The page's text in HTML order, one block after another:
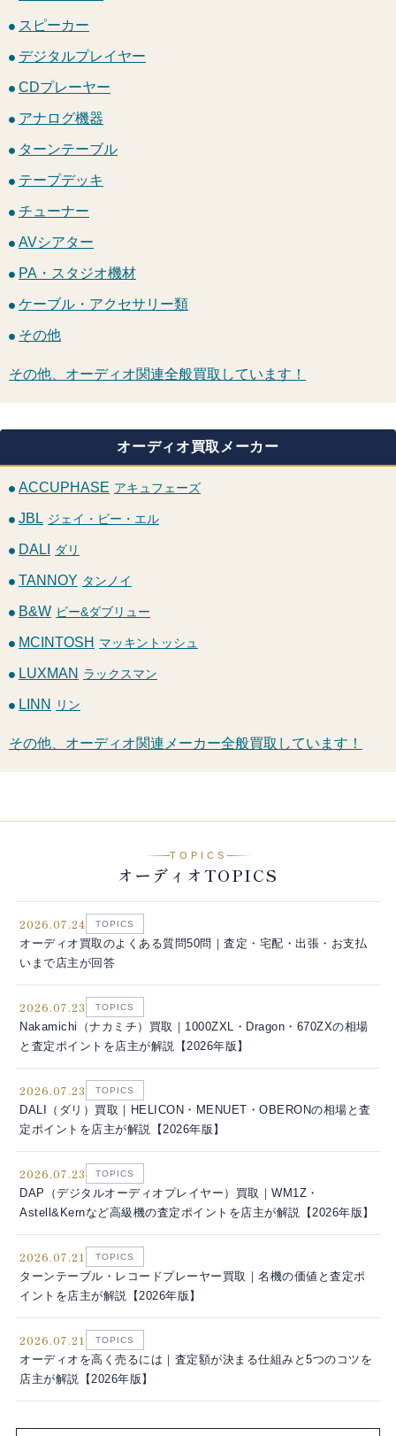
スピーカー
デジタルプレイヤー
CDプレーヤー
アナログ機器
ターンテーブル
テープデッキ
チューナー
AVシアター
PA・スタジオ機材
ケーブル・アクセサリー類
その他
その他、オーディオ関連全般買取しています！
オーディオ買取メーカー
ACCUPHASE アキュフェーズ
JBL ジェイ・ビー・エル
DALI ダリ
TANNOY タンノイ
B&W ビー&ダブリュー
MCINTOSH マッキントッシュ
LUXMAN ラックスマン
LINN リン
その他、オーディオ関連メーカー全般買取しています！
TOPICS
オーディオTOPICS
2026.07.24 TOPICS
オーディオ買取のよくある質問50問｜査定・宅配・出張・お支払
いまで店主が回答
2026.07.23 TOPICS
Nakamichi（ナカミチ）買取｜1000ZXL・Dragon・670ZXの相場
と査定ポイントを店主が解説【2026年版】
2026.07.23 TOPICS
DALI（ダリ）買取｜HELICON・MENUET・OBERONの相場と査
定ポイントを店主が解説【2026年版】
2026.07.23 TOPICS
DAP（デジタルオーディオプレイヤー）買取｜WM1Z・
Astell&Kernなど高級機の査定ポイントを店主が解説【2026年版】
2026.07.21 TOPICS
ターンテーブル・レコードプレーヤー買取｜名機の価値と査定ポ
イントを店主が解説【2026年版】
2026.07.21 TOPICS
オーディオを高く売るには｜査定額が決まる仕組みと5つのコツを
店主が解説【2026年版】